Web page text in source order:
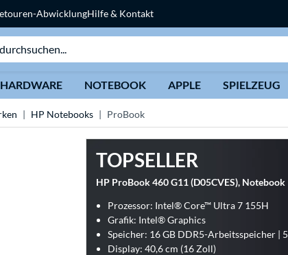
AbwicklungHilfe & Kontakt
HARDWARE NOTEBOOK APPLE SPIELZEUG
HP Notebooks ProBook
TOPSELLER
HP ProBook 460 G11 (D05CVES), Notebook
Prozessor: Intel® Core™ Ultra 7 155H
Grafik: Intel® Graphics
Speicher: 16 GB DDR5-Arbeitsspeicher |
Display: 40,6 cm (16 Zoll)